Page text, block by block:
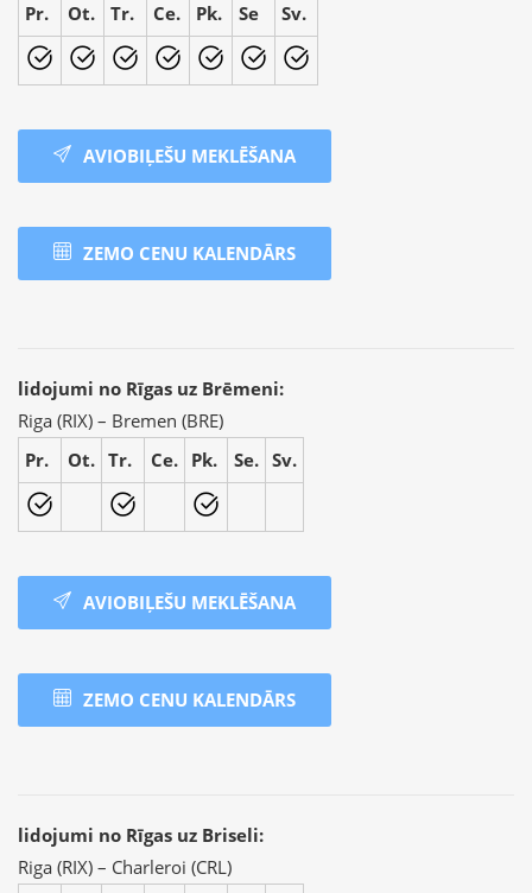
Pr.
Ot. Tr. Ce. Pk. Se Sv.
AVIOBIĻEŠU MEKLĒŠANA
ZEMO CENU KALENDĀRS
lidojumi no Rīgas uz Brēmeni:
Riga (RIX) – Bremen (BRE)
Pr.
Ot. Tr. Ce. Pk. Se. Sv.
AVIOBIĻEŠU MEKLĒŠANA
ZEMO CENU KALENDĀRS
lidojumi no Rīgas uz Briseli:
Riga (RIX) – Charleroi (CRL)